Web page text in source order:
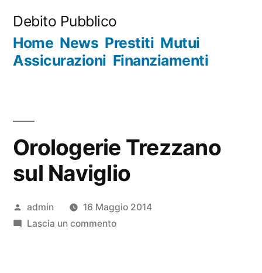
contenuto
Debito Pubblico
Home News Prestiti Mutui
Assicurazioni Finanziamenti
Orologerie Trezzano
sul Naviglio
Pubblicato
da
admin
16 Maggio 2014
Lascia un commentosu